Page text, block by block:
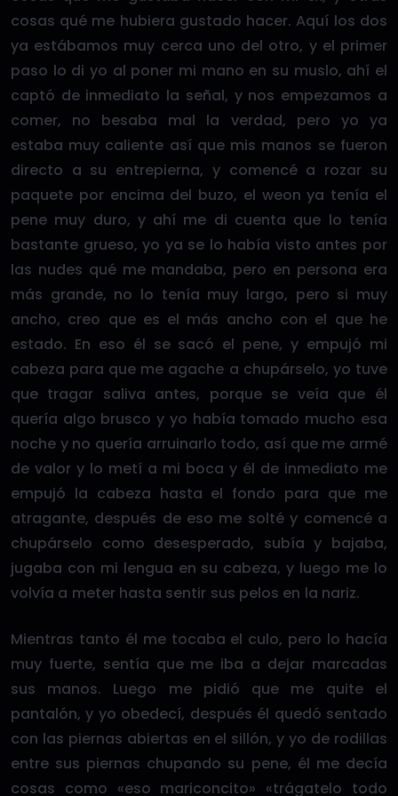
cosas qué me hubiera gustado hacer. Aquí los dos
ya estábamos muy cerca uno del otro, y el primer
paso lo di yo al poner mi mano en su muslo, ahí el
captó de inmediato la señal, y nos empezamos a
comer, no besaba mal la verdad, pero yo ya
estaba muy caliente así que mis manos se fueron
directo a su entrepierna, y comencé a rozar su
paquete por encima del buzo, el weon ya tenía el
pene muy duro, y ahí me di cuenta que lo tenía
bastante grueso, yo ya se lo había visto antes por
las nudes qué me mandaba, pero en persona era
más grande, no lo tenía muy largo, pero si muy
ancho, creo que es el más ancho con el que he
estado. En eso él se sacó el pene, y empujó mi
cabeza para que me agache a chupárselo, yo tuve
que tragar saliva antes, porque se veía que él
quería algo brusco y yo había tomado mucho esa
noche y no quería arruinarlo todo, así que me armé
de valor y lo metí a mi boca y él de inmediato me
empujó la cabeza hasta el fondo para que me
atragante, después de eso me solté y comencé a
chupárselo como desesperado, subía y bajaba,
jugaba con mi lengua en su cabeza, y luego me lo
volvía a meter hasta sentir sus pelos en la nariz.
Mientras tanto él me tocaba el culo, pero lo hacía
muy fuerte, sentía que me iba a dejar marcadas
sus manos. Luego me pidió que me quite el
pantalón, y yo obedecí, después él quedó sentado
con las piernas abiertas en el sillón, y yo de rodillas
entre sus piernas chupando su pene, él me decía
cosas como «eso mariconcito» «trágatelo todo